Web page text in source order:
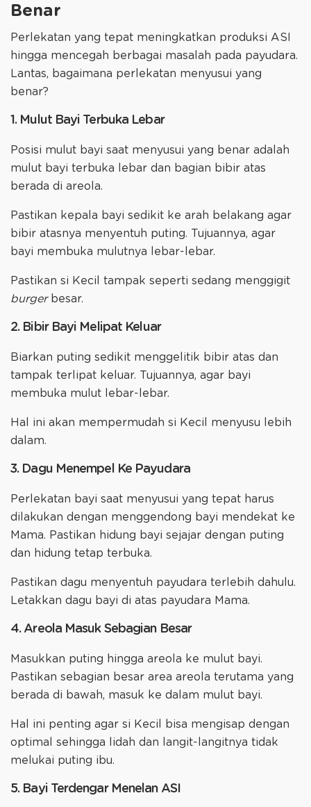
Benar
Perlekatan yang tepat meningkatkan produksi ASI
hingga mencegah berbagai masalah pada payudara.
Lantas, bagaimana perlekatan menyusui yang
benar?
1. Mulut Bayi Terbuka Lebar
Posisi mulut bayi saat menyusui yang benar adalah
mulut bayi terbuka lebar dan bagian bibir atas
berada di areola.
Pastikan kepala bayi sedikit ke arah belakang agar
bibir atasnya menyentuh puting. Tujuannya, agar
bayi membuka mulutnya lebar-lebar.
Pastikan si Kecil tampak seperti sedang menggigit
burgerbesar.
2. Bibir Bayi Melipat Keluar
Biarkan puting sedikit menggelitik bibir atas dan
tampak terlipat keluar. Tujuannya, agar bayi
membuka mulut lebar-lebar.
Hal ini akan mempermudah si Kecil menyusu lebih
dalam.
3. Dagu Menempel Ke Payudara
Perlekatan bayi saat menyusui yang tepat harus
dilakukan dengan menggendong bayi mendekat ke
Mama. Pastikan hidung bayi sejajar dengan puting
dan hidung tetap terbuka.
Pastikan dagu menyentuh payudara terlebih dahulu.
Letakkan dagu bayi di atas payudara Mama.
4. Areola Masuk Sebagian Besar
Masukkan puting hingga areola ke mulut bayi.
Pastikan sebagian besar area areola terutama yang
berada di bawah, masuk ke dalam mulut bayi.
Hal ini penting agar si Kecil bisa mengisap dengan
optimal sehingga lidah dan langit-langitnya tidak
melukai puting ibu.
5. Bayi Terdengar Menelan ASI